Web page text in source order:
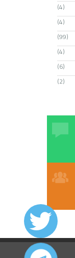
(4)
(4)
(99)
(4)
(6)
(2)